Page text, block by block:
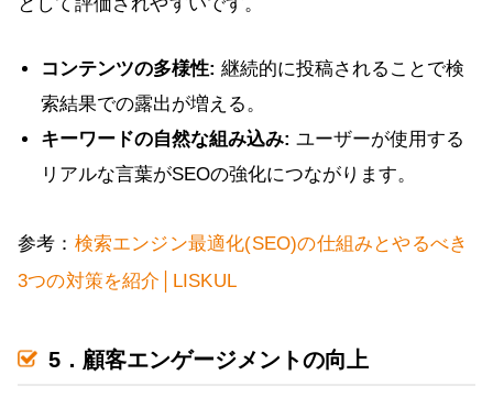
コンテンツの多様性: 継続的に投稿されることで検
索結果での露出が増える。
キーワードの自然な組み込み: ユーザーが使用する
リアルな言葉がSEOの強化につながります。
参考： 検索エンジン最適化(SEO)の仕組みとやるべき
3つの対策を紹介│LISKUL
5．顧客エンゲージメントの向上